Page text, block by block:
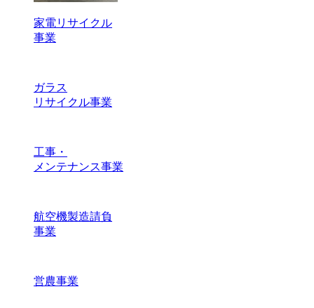
家電リサイクル
事業
ガラス
リサイクル事業
工事・
メンテナンス事業
航空機製造請負
事業
営農事業